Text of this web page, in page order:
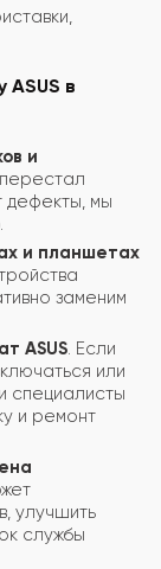
в
и
дефекты, мы
и планшетах
заменим
ASUS . Если
или
специалисты
и ремонт
улучшить
службы